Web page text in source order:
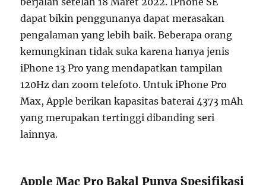
dapat bikin penggunanya dapat merasakan
pengalaman yang lebih baik. Beberapa orang
kemungkinan tidak suka karena hanya jenis
iPhone 13 Pro yang mendapatkan tampilan
120Hz dan zoom telefoto. Untuk iPhone Pro
Max, Apple berikan kapasitas baterai 4373 mAh
yang merupakan tertinggi dibanding seri
lainnya.
Apple Mac Pro Bakal Punya Spesifikasi